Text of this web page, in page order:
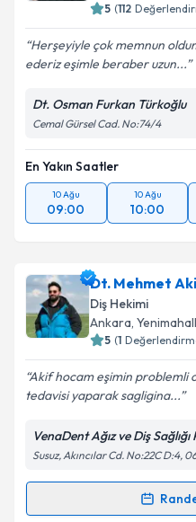
5 (112
Herşeyiyle çok memnun
ederiz eşimle beraber uzun...
Dt. Osman Furkan Türkoğlu
Cemal Gürsel Cad. No:74/4
En Yakın Saatler
10 Ağu
09:00
10 Ağu
10:00
Dt. Mehmet
Diş Hekimi
Ankara,
5 (1
Akif hocam eşimin problemli
tedavisi yaparak sagligina...
VenaDent Ağız ve Diş
Susuz, Akıncılar Cd. No:22C D:4,
Randevu Takvimi